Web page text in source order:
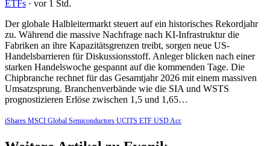
ETFs · vor 1 Std.
Der globale Halbleitermarkt steuert auf ein historisches Rekordjahr
zu. Während die massive Nachfrage nach KI-Infrastruktur die
Fabriken an ihre Kapazitätsgrenzen treibt, sorgen neue US-
Handelsbarrieren für Diskussionsstoff. Anleger blicken nach einer
starken Handelswoche gespannt auf die kommenden Tage. Die
Chipbranche rechnet für das Gesamtjahr 2026 mit einem massiven
Umsatzsprung. Branchenverbände wie die SIA und WSTS
prognostizieren Erlöse zwischen 1,5 und 1,65…
iShares MSCI Global Semiconductors UCITS ETF USD Acc